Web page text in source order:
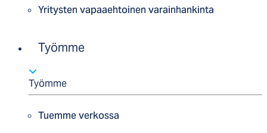
Yritysten vapaaehtoinen varainhankinta
Työmme
Työmme
Tuemme verkossa